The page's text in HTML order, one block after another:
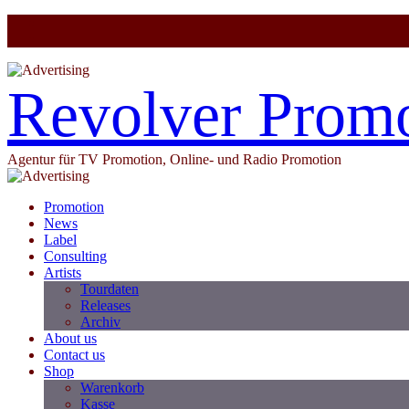
Revolver
Agentur für TV Promotion, Online- und Radio Promotion
Promotion
News
Label
Consulting
Artists
Tourdaten
Releases
Archiv
About us
Contact us
Shop
Warenkorb
Kasse